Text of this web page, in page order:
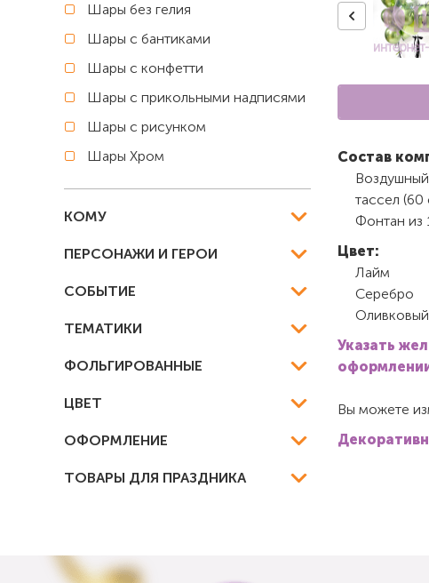
Шары без гелия
Шары с бантиками
Шары с конфетти
Шары с прикольными надписями
Шары с рисунком
Шары Хром
КОМУ
ПЕРСОНАЖИ И ГЕРОИ
СОБЫТИЕ
ТЕМАТИКИ
ФОЛЬГИРОВАННЫЕ
ЦВЕТ
ОФОРМЛЕНИЕ
ТОВАРЫ ДЛЯ ПРАЗДНИКА
Состав
тассел (60
Фонтан из
Цвет:
Лайм
Серебро
Оливковый
Указать
оформлении
Вы можете